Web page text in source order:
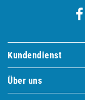
Kundendienst
Über uns